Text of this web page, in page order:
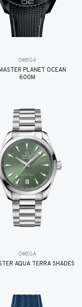
OMEGA
PLANET OCEAN
600M
OMEGA
AQUA TERRA SHADES